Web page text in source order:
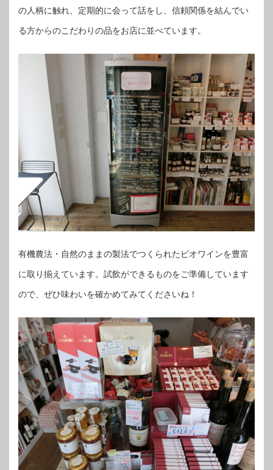
の人柄に触れ、定期的に会って話をし、信頼関係を結んでい
る方からのこだわりの品をお店に並べています。
有機農法・自然のままの製法でつくられたビオワインを豊富
に取り揃えています。試飲ができるものをご準備しています
ので、ぜひ味わいを確かめてみてくださいね！